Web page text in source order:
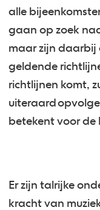
alle
gaan op zoek
maar zijn
geldende
richtlijnen komt,
uiteraard
betekent voor de
Er zijn talrijke
kracht van